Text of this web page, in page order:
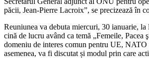
păcii, Jean-Pierre Lacroix”, se precizează în
Reuniunea va debuta miercuri, 30 ianuarie, la
cină de lucru având ca temă „Femeile, Pacea
domeniu de interes comun pentru UE,
asemenea, va fi discutat și modul prin care